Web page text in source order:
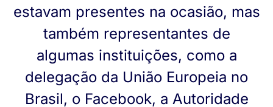
estavam presentes na ocasião, mas
também representantes de
algumas instituições, como a
delegação da União Europeia no
Brasil, o Facebook, a Autoridade